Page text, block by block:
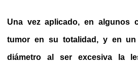
Una vez aplicado, en algunos
tumor en su totalidad, y en
diámetro al ser excesiva la